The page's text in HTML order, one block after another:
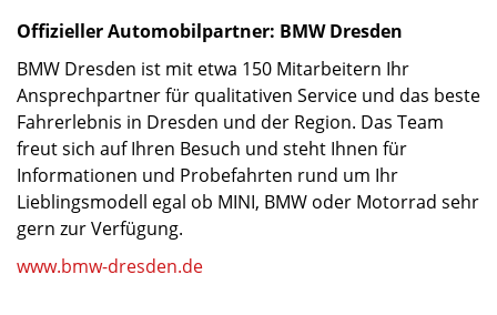
Offizieller Automobilpartner: BMW Dresden
BMW Dresden ist mit etwa 150 Mitarbeitern Ihr
Ansprechpartner für qualitativen Service und das beste
Fahrerlebnis in Dresden und der Region. Das Team
freut sich auf Ihren Besuch und steht Ihnen für
Informationen und Probefahrten rund um Ihr
Lieblingsmodell egal ob MINI, BMW oder Motorrad sehr
gern zur Verfügung.
www.bmw-dresden.de